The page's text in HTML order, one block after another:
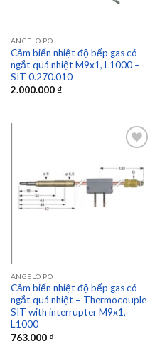
ANGELO PO
Cảm biến nhiệt độ bếp gas có
ngắt quá nhiệt M9x1, L1000 –
SIT 0.270.010
2.000.000₫
Add to
ANGELO PO
Cảm biến nhiệt độ bếp gas có
ngắt quá nhiệt – Thermocouple
SIT with interrupter M9x1,
L1000
763.000₫